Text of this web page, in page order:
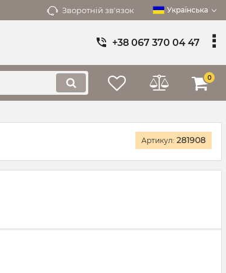
Зворотній зв'язок Українська
+38 067 370 04 47
0
Артикул: 281908